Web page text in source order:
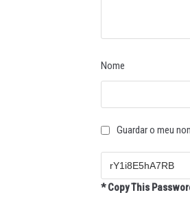
Nome
Guardar o meu
* Copy This